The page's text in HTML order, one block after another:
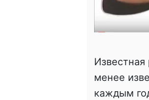
Известная
менее
каждым